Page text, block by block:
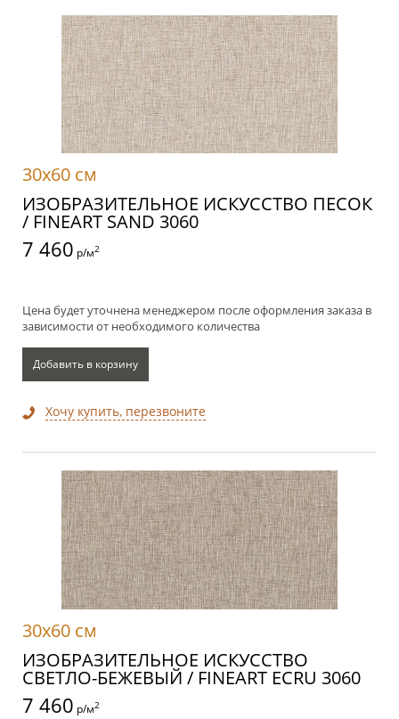
30x60 см
ИЗОБРАЗИТЕЛЬНОЕ ИСКУССТВО ПЕСОК
/ FINEART SAND 3060
7 460 р/м2
Цена будет уточнена менеджером после оформления заказа в
зависимости от необходимого количества
Добавить в корзину
Хочу купить, перезвоните
30x60 см
ИЗОБРАЗИТЕЛЬНОЕ ИСКУССТВО
СВЕТЛО-БЕЖЕВЫЙ / FINEART ECRU 3060
7 460 р/м2